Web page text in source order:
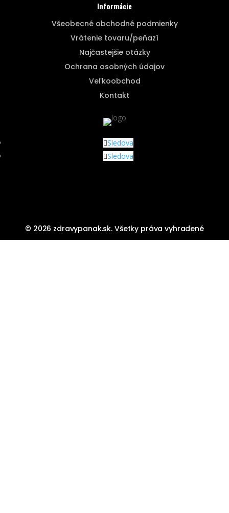
Informácie
Všeobecné obchodné podmienky
Vrátenie tovaru/peňazí
Najčastejšie otázky
Ochrana osobných údajov
Veľkoobchod
Kontakt
Sledova
Sledova
© 2026 zdravypanak.sk. Všetky práva vyhradené